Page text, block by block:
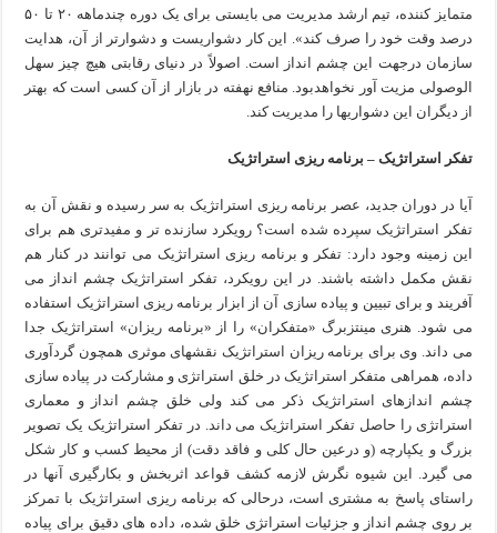
متمایز کننده، تیم ارشد مدیریت می بایستی برای یک دوره چندماهه ۲۰ تا ۵۰
درصد وقت خود را صرف کند». این کار دشواریست و دشوارتر از آن، هدایت
سازمان درجهت این چشم انداز است. اصولاً در دنیای رقابتی هیچ چیز سهل
الوصولی مزیت آور نخواهدبود. منافع نهفته در بازار از آن کسی است که بهتر
از دیگران این دشواریها را مدیریت کند.
تفکر استراتژیک – برنامه ریزی استراتژیک
آیا در دوران جدید، عصر برنامه ریزی استراتژیک به سر رسیده و نقش آن به
تفکر استراتژیک سپرده شده است؟ رویکرد سازنده تر و مفیدتری هم برای
این زمینه وجود دارد: تفکر و برنامه ریزی استراتژیک می توانند در کنار هم
نقش مکمل داشته باشند. در این رویکرد، تفکر استراتژیک چشم انداز می
آفریند و برای تبیین و پیاده سازی آن از ابزار برنامه ریزی استراتژیک استفاده
می شود. هنری مینتزبرگ «متفکران» را از «برنامه ریزان» استراتژیک جدا
می داند. وی برای برنامه ریزان استراتژیک نقشهای موثری همچون گردآوری
داده، همراهی متفکر استراتژیک در خلق استراتژی و مشارکت در پیاده سازی
چشم اندازهای استراتژیک ذکر می کند ولی خلق چشم انداز و معماری
استراتژی را حاصل تفکر استراتژیک می داند. در تفکر استراتژیک یک تصویر
بزرگ و یکپارچه (و درعین حال کلی و فاقد دقت) از محیط کسب و کار شکل
می گیرد. این شیوه نگرش لازمه کشف قواعد اثربخش و بکارگیری آنها در
راستای پاسخ به مشتری است، درحالی که برنامه ریزی استراتژیک با تمرکز
بر روی چشم انداز و جزئیات استراتژی خلق شده، داده های دقیق برای پیاده